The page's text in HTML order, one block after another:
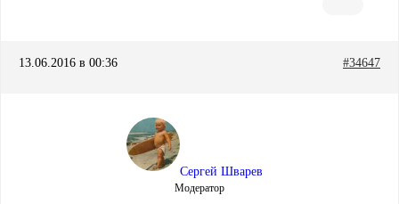
13.06.2016 в 00:36 #34647
Сергей Шварев
Модератор